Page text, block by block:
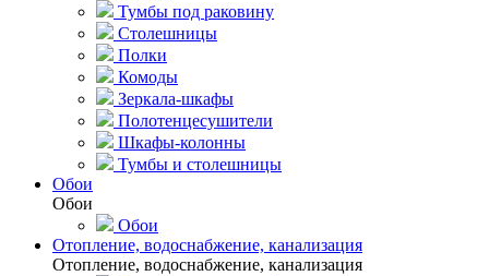
Тумбы под раковину
Столешницы
Полки
Комоды
Зеркала-шкафы
Полотенцесушители
Шкафы-колонны
Тумбы и столешницы
Обои
Обои
Обои
Отопление, водоснабжение, канализация
Отопление, водоснабжение, канализация